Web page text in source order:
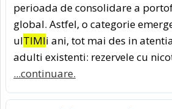
perioada de consolidare a
global. Astfel, o categorie
ulTIMIi ani, tot mai des in
adulti existenti: rezervele cu
...continuare.